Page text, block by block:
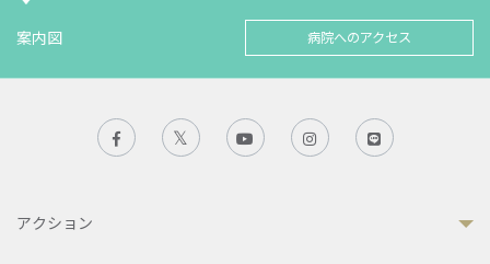
案内図 病院へのアクセス
アクション